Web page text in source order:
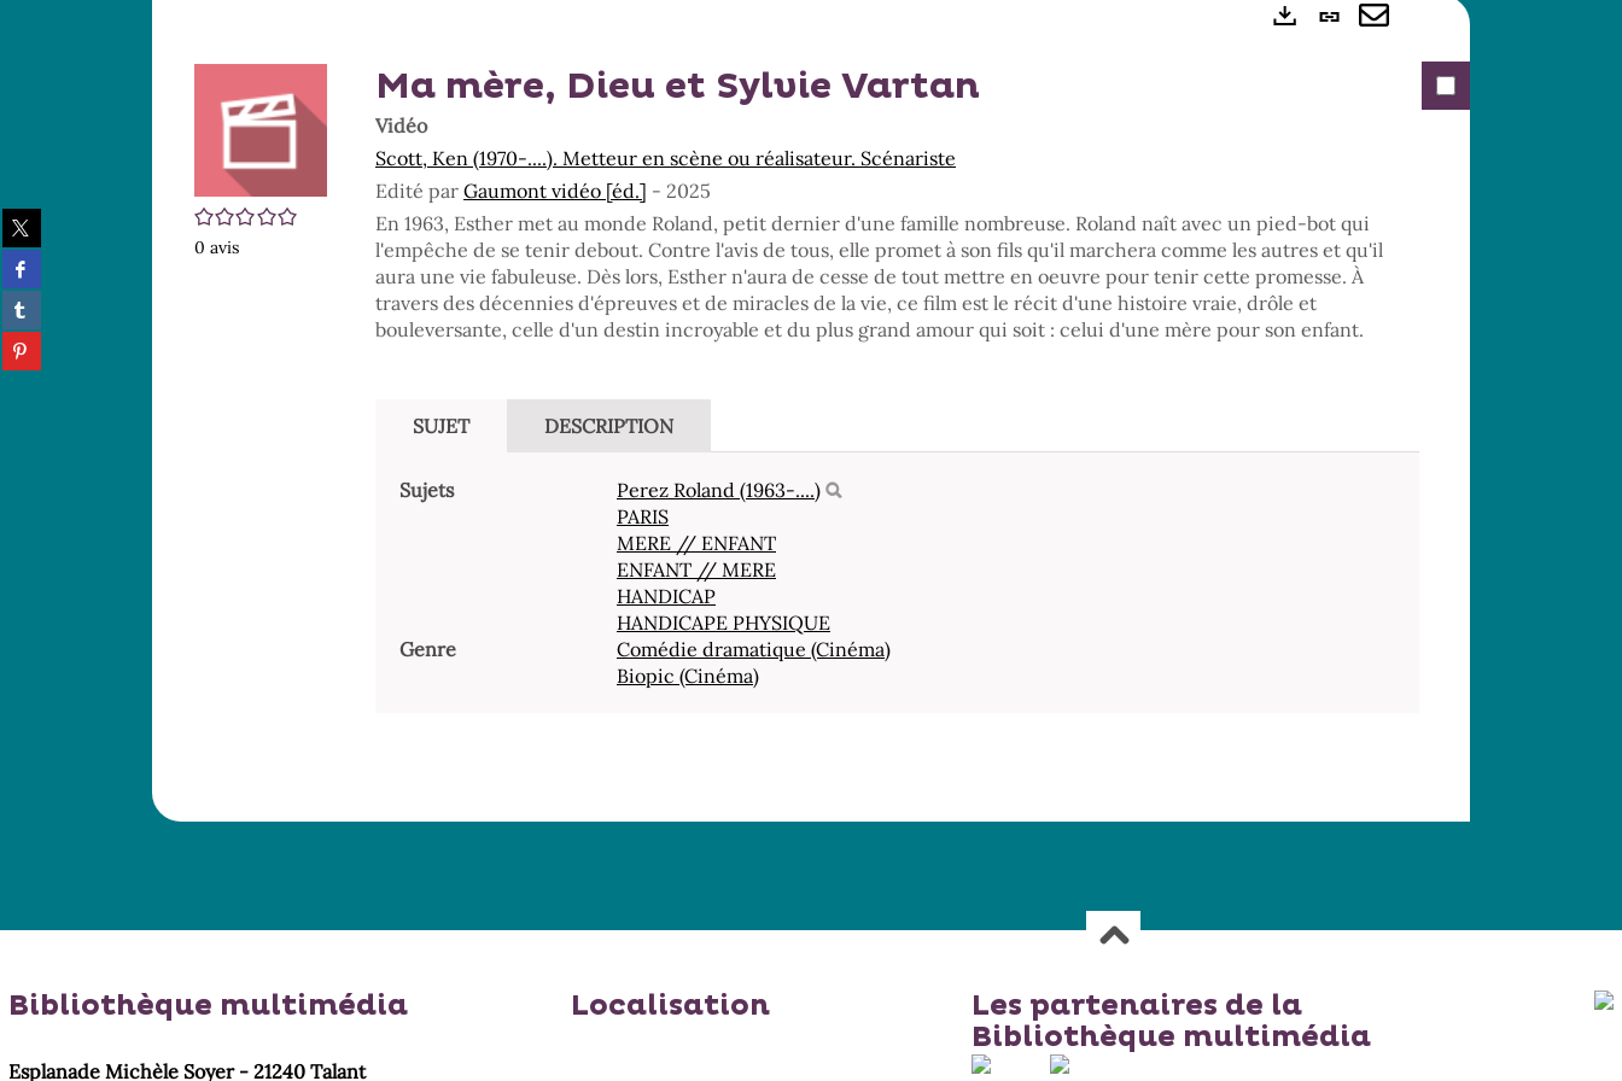
Partager
sur
twitter
(Nouvelle
fenêtre)
Partager
sur
facebook
(Nouvelle
fenêtre)
Partager
sur
tumblr
(Nouvelle
Partager
sur
Lien
permanent
(Nouvelle
Envoyer
/5
0 avis
Ma mère, Dieu et Sylvie Vartan
Vidéo
Scott, Ken (1970-....). Metteur en scène ou réalisateur. Scénariste
Edité par Gaumont vidéo [éd.] - 2025
En 1963, Esther met au monde Roland, petit dernier d'une famille nombreuse. Roland naît avec un pied-bot qui
l'empêche de se tenir debout. Contre l'avis de tous, elle promet à son fils qu'il marchera comme les autres et qu'il
aura une vie fabuleuse. Dès lors, Esther n'aura de cesse de tout mettre en oeuvre pour tenir cette promesse. À
travers des décennies d'épreuves et de miracles de la vie, ce film est le récit d'une histoire vraie, drôle et
bouleversante, celle d'un destin incroyable et du plus grand amour qui soit : celui d'une mère pour son enfant.
SUJET DESCRIPTION
Sujets
Perez Roland (1963-....)
PARIS
MERE // ENFANT
ENFANT // MERE
HANDICAP
HANDICAPE PHYSIQUE
Genre
Comédie dramatique (Cinéma)
Biopic (Cinéma)
Bibliothèque multimédia
Esplanade Michèle Soyer - 21240 Talant
Localisation
Les partenaires de la
Bibliothèque multimédia